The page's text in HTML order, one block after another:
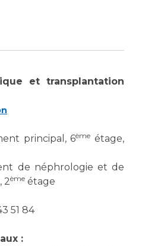
13
Laboratoire de Biologie
d'Infectiologie
Rares
Rares
et transplantation
principal, 6ème étage,
de néphrologie et de
2ème étage
51 84
: